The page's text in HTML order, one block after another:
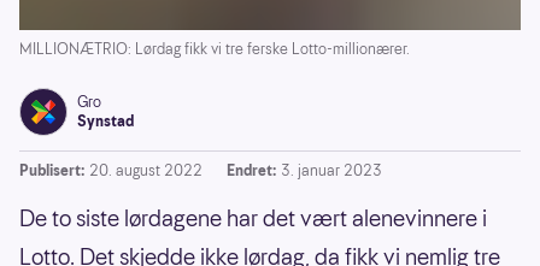
MILLIONÆTRIO: Lørdag fikk vi tre ferske Lotto-millionærer.
Gro
Synstad
Publisert: 20. august 2022 Endret: 3. januar 2023
De to siste lørdagene har det vært alenevinnere i
Lotto. Det skjedde ikke lørdag, da fikk vi nemlig tre